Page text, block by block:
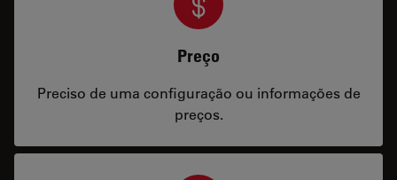
Preço
Preciso de uma configuração ou informações de
preços.